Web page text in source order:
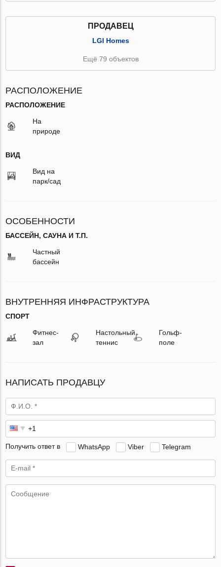
ПРОДАВЕЦ
LGI Homes
Ещё 79 объектов
РАСПОЛОЖЕНИЕ
РАСПОЛОЖЕНИЕ
На
природе
ВИД
Вид на
парк/сад
ОСОБЕННОСТИ
БАССЕЙН, САУНА И Т.П.
Частный
бассейн
ВНУТРЕННЯЯ ИНФРАСТРУКТУРА
СПОРТ
Фитнес-
зал
Настольный
теннис
Гольф-
поле
НАПИСАТЬ ПРОДАВЦУ
Получить ответ в WhatsApp Viber Telegram